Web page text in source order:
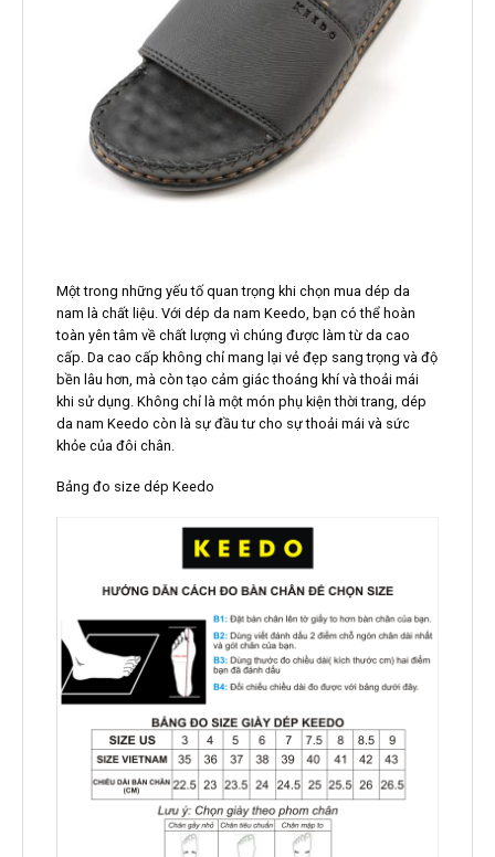
Một trong những yếu tố quan trọng khi chọn mua dép da
nam là chất liệu. Với dép da nam Keedo, bạn có thể hoàn
toàn yên tâm về chất lượng vì chúng được làm từ da cao
cấp. Da cao cấp không chỉ mang lại vẻ đẹp sang trọng và độ
bền lâu hơn, mà còn tạo cảm giác thoáng khí và thoải mái
khi sử dụng. Không chỉ là một món phụ kiện thời trang, dép
da nam Keedo còn là sự đầu tư cho sự thoải mái và sức
khỏe của đôi chân.
Bảng đo size dép Keedo